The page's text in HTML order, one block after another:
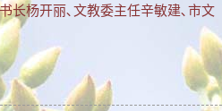
长杨开丽､文教委主任辛敏建､市文